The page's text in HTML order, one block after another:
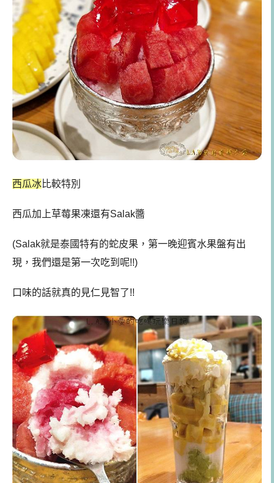
西瓜冰比較特別
西瓜加上草莓果凍還有Salak醬
(Salak就是泰國特有的蛇皮果，第一晚迎賓水果盤有出
現，我們還是第一次吃到呢!!)
口味的話就真的見仁見智了!!